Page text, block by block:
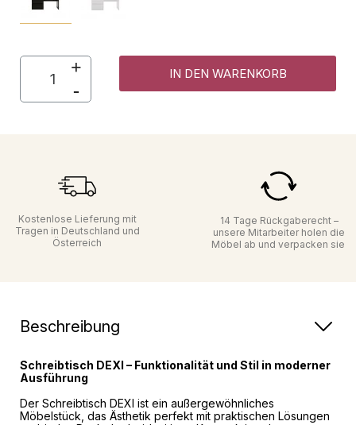
IN DEN WARENKORB
Kostenlose Lieferung mit
Tragen in Deutschland und
Österreich
14 Tage Rückgaberecht –
unsere Mitarbeiter holen die
Möbel ab und verpacken sie
Beschreibung
Schreibtisch DEXI – Funktionalität und Stil in moderner
Ausführung
Der Schreibtisch DEXI ist ein außergewöhnliches
Möbelstück, das Ästhetik perfekt mit praktischen Lösungen